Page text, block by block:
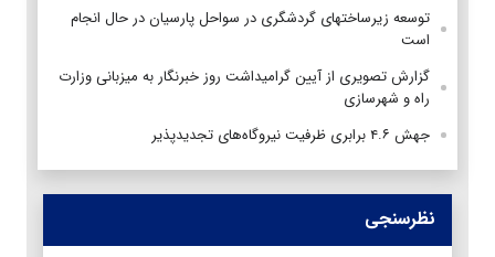
توسعه زیرساختهای گردشگری در سواحل پارسیان در حال انجام
است
گزارش تصویری از آیین گرامیداشت روز خبرنگار به میزبانی وزارت
راه و شهرسازی
جهش ۴.۶ برابری ظرفیت نیروگاه‌های تجدیدپذیر
نظرسنجی